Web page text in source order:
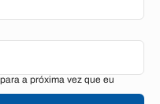
a próxima vez que eu